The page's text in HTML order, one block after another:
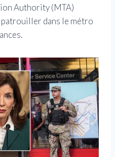
Authority (MTA)
dans le métro